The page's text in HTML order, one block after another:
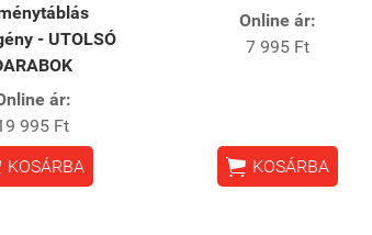
- UTOLSÓ
ár:
995 Ft
KOSÁRBA
Online ár:
7 995 Ft
 KOSÁRBA